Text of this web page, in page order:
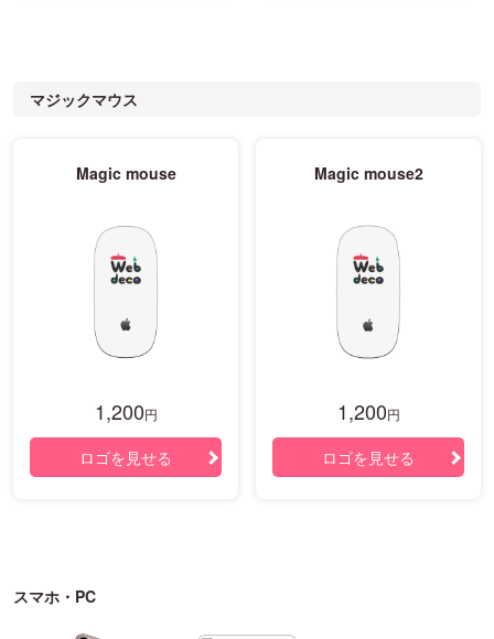
マジックマウス
Magic mouse
1,200円
ロゴを見せる
Magic mouse2
1,200円
ロゴを見せる
スマホ・PC